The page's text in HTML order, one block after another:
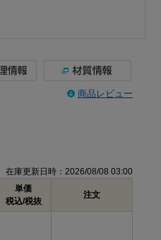
商品レビュー
在庫更新日時：2026/08/08 03:00
単価
税込/税抜
注文